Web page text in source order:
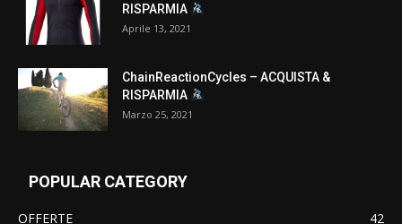
RISPARMIA
Aprile 13, 2021
ChainReactionCycles – ACQUISTA &
RISPARMIA
Marzo 25, 2021
POPULAR CATEGORY
OFFERTE 42